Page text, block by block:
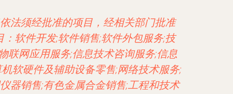
法须经批准的项目，经相关部门批准
软件开发;软件销售;软件外包服务;技
联网应用服务;信息技术咨询服务;信息
软硬件及辅助设备零售;网络技术服务;
器销售;有色金属合金销售;工程和技术